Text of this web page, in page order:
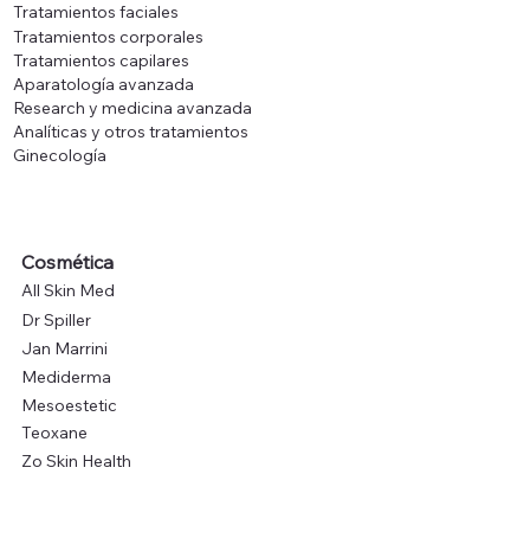
Tratamientos faciales
Tratamientos corporales
Tratamientos capilares
Aparatología avanzada
Research y medicina avanzada
Analíticas y otros tratamientos
Ginecología
Cosmética
All Skin Med
Dr Spiller
Jan Marrini
Mediderma
Mesoestetic
Teoxane
Zo Skin Health